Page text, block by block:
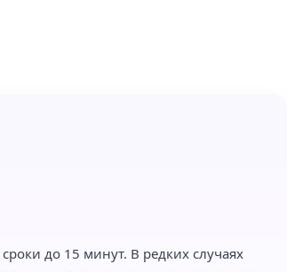
до 15 минут. В редких случаях